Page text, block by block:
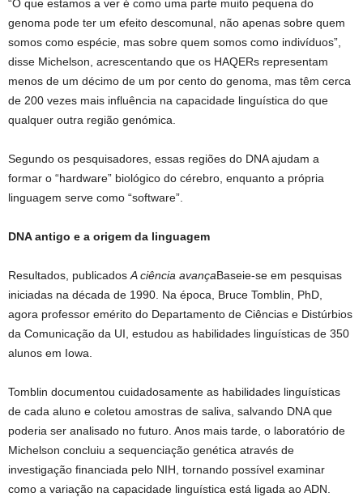
“O que estamos a ver é como uma parte muito pequena do
genoma pode ter um efeito descomunal, não apenas sobre quem
somos como espécie, mas sobre quem somos como indivíduos”,
disse Michelson, acrescentando que os HAQERs representam
menos de um décimo de um por cento do genoma, mas têm cerca
de 200 vezes mais influência na capacidade linguística do que
qualquer outra região genómica.
Segundo os pesquisadores, essas regiões do DNA ajudam a
formar o “hardware” biológico do cérebro, enquanto a própria
linguagem serve como “software”.
DNA antigo e a origem da linguagem
Resultados, publicados A ciência avançaBaseie-se em pesquisas
iniciadas na década de 1990. Na época, Bruce Tomblin, PhD,
agora professor emérito do Departamento de Ciências e Distúrbios
da Comunicação da UI, estudou as habilidades linguísticas de 350
alunos em Iowa.
Tomblin documentou cuidadosamente as habilidades linguísticas
de cada aluno e coletou amostras de saliva, salvando DNA que
poderia ser analisado no futuro. Anos mais tarde, o laboratório de
Michelson concluiu a sequenciação genética através de
investigação financiada pelo NIH, tornando possível examinar
como a variação na capacidade linguística está ligada ao ADN.